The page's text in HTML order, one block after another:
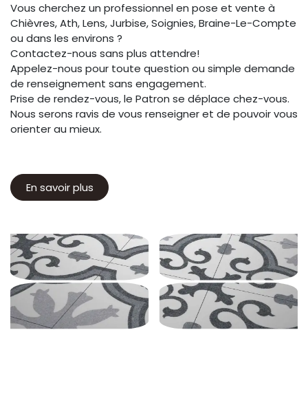
Vous cherchez un professionnel en pose et vente à
Chièvres, Ath, Lens, Jurbise, Soignies, Braine-Le-Compte
ou dans les environs ?
Contactez-nous sans plus attendre!
Appelez-nous pour toute question ou simple demande
de renseignement sans engagement.
Prise de rendez-vous, le Patron se déplace chez-vous.
Nous serons ravis de vous renseigner et de pouvoir vous
orienter au mieux.
En savoir plus